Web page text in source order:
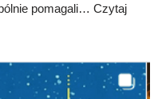
pomagali… Czytaj